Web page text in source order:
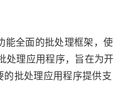
能全面的批处理框架，使
处理应用程序，旨在为开
批处理应用程序提供支